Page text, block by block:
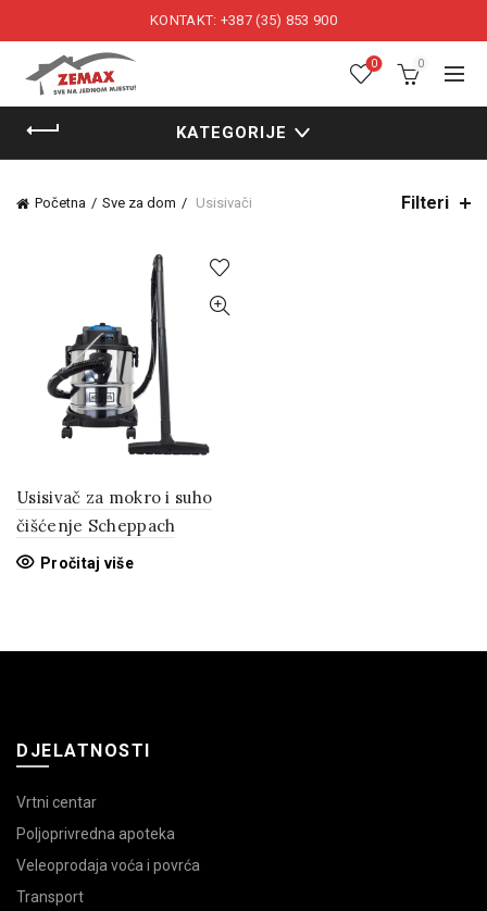
KONTAKT: +387 (35) 853 900
0 0
KATEGORIJE
Početna Sve za dom Usisivači Filteri
Usisivač za mokro i suho
čišćenje Scheppach
Pročitaj više
DJELATNOSTI
Vrtni centar
Poljoprivredna apoteka
Veleoprodaja voća i povrća
Transport